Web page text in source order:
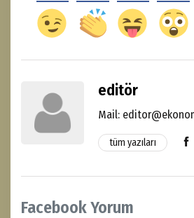
editör
Mail:
tüm yazıları
Facebook Yorum